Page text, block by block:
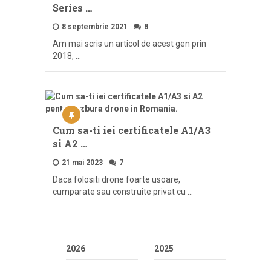
Series …
8 septembrie 2021 8
Am mai scris un articol de acest gen prin
2018, …
Cum sa-ti iei certificatele A1/A3
si A2 …
21 mai 2023 7
Daca folositi drone foarte usoare,
cumparate sau construite privat cu …
2026 2025